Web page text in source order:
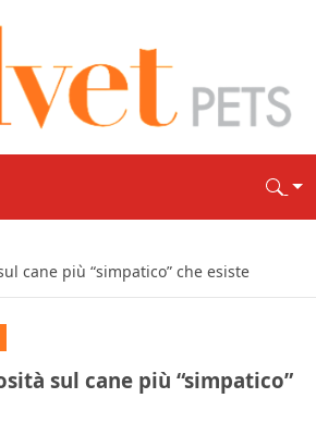
cane più “simpatico” che esiste
sul cane più “simpatico”